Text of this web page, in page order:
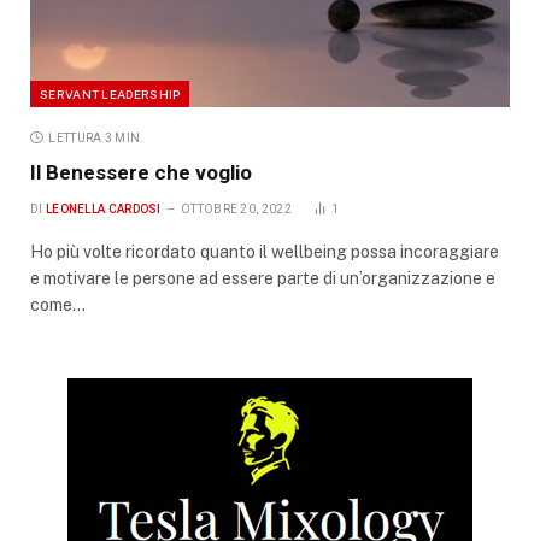
SERVANT LEADERSHIP
LETTURA 3 MIN.
Il Benessere che voglio
DI LEONELLA CARDOSI OTTOBRE 20, 2022 1
Ho più volte ricordato quanto il wellbeing possa incoraggiare
e motivare le persone ad essere parte di un’organizzazione e
come…